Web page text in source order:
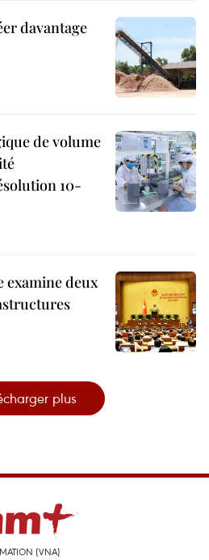
davantage
de volume
10-
examine deux
plus
(VNA)